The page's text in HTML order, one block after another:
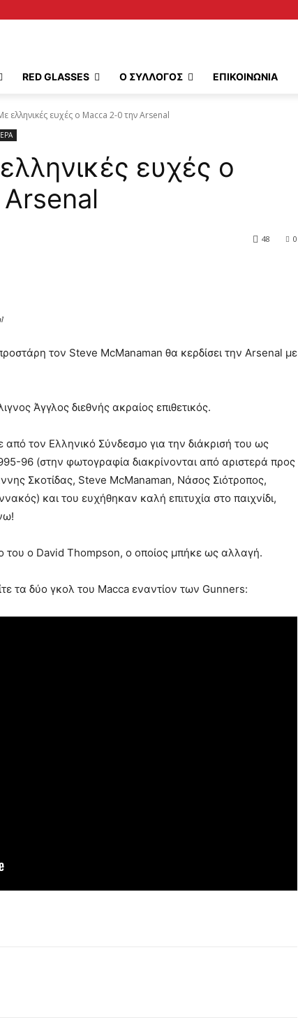
RED GLASSES Ο ΣΥΛΛΟΓΟΣ ΕΠΙΚΟΙΝΩΝΙΑ
ελληνικές ευχές ο Macca 2-0 την Arsenal
ευχές ο
0
48
τον Steve McManaman θα κερδίσει την Arsenal με
Άγγλος διεθνής ακραίος επιθετικός.
από τον Ελληνικό Σύνδεσμο για την διάκρισή του ως
96 (στην φωτογραφία διακρίνονται από αριστερά προς
Σκοτίδας, Steve McManaman, Νάσος Σιότροπος,
και του ευχήθηκαν καλή επιτυχία στο παιχνίδι,
του ο David Thompson, ο οποίος μπήκε ως αλλαγή.
τα δύο γκολ του Macca εναντίον των Gunners: